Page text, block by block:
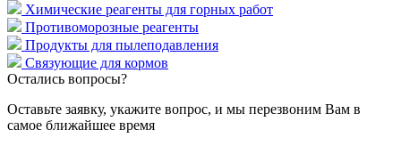
Химические реагенты для горных работ
Противоморозные реагенты
Продукты для пылеподавления
Связующие для кормов
Остались вопросы?
Оставьте заявку, укажите вопрос, и мы перезвоним Вам в
самое ближайшее время